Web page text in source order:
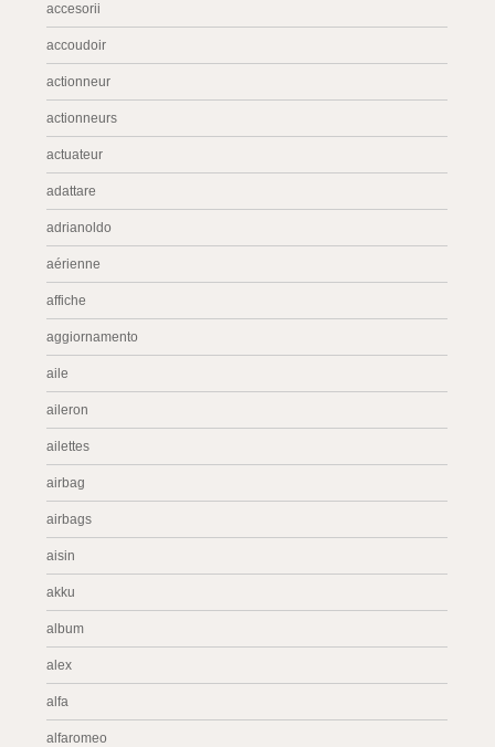
accesorii
accoudoir
actionneur
actionneurs
actuateur
adattare
adrianoldo
aérienne
affiche
aggiornamento
aile
aileron
ailettes
airbag
airbags
aisin
akku
album
alex
alfa
alfaromeo